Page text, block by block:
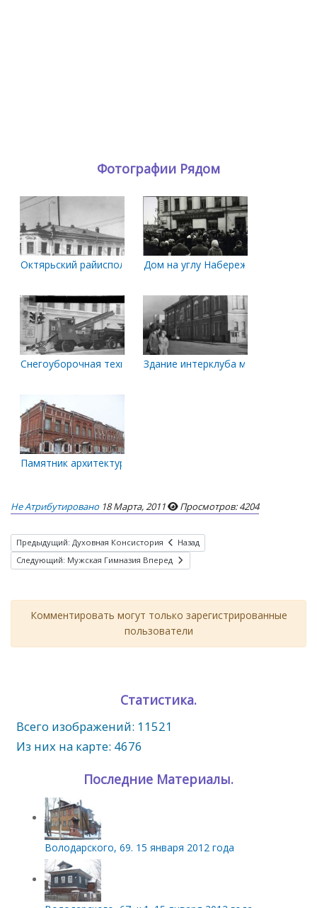
Фотографии Рядом
Октярьский райисполком. 1984 год.Дом на углу Набережной и
Снегоуборочная техника рядом с домом по ул. Поморской, 1
Здание интерклуба моряков
Памятник архитектуры. Городская усадьба Е. К.
Не Атрибутировано 18 Марта, 2011 Просмотров: 4204
Предыдущий: Духовная Консистория
Назад
Следующий: Мужская Гимназия Вперед
Комментировать могут только зарегистрированные
пользователи
Статистика.
Всего изображений: 11521
Из них на карте: 4676
Последние Материалы.
Володарского, 69. 15 января 2012 года